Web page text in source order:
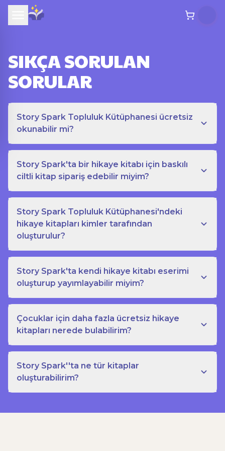
SIKÇA SORULAN
SORULAR
Story Spark Topluluk Kütüphanesi ücretsiz
okunabilir mi?
Story Spark'ta bir hikaye kitabı için baskılı
ciltli kitap sipariş edebilir miyim?
Story Spark Topluluk Kütüphanesi'ndeki
hikaye kitapları kimler tarafından
oluşturulur?
Story Spark'ta kendi hikaye kitabı eserimi
oluşturup yayımlayabilir miyim?
Çocuklar için daha fazla ücretsiz hikaye
kitapları nerede bulabilirim?
Story Spark''ta ne tür kitaplar
oluşturabilirim?